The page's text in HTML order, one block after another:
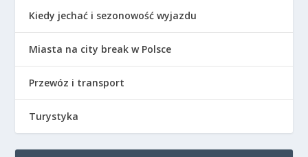
Kiedy jechać i sezonowość wyjazdu
Miasta na city break w Polsce
Przewóz i transport
Turystyka